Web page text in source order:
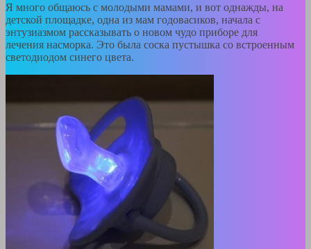
Я много общаюсь с молодыми мамами, и вот однажды, на
детской площадке, одна из мам годовасиков, начала с
энтузиазмом рассказывать о новом чудо приборе для
лечения насморка. Это была соска пустышка со встроенным
светодиодом синего цвета.